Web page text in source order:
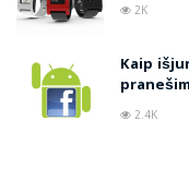
2K
Kaip
2.4K